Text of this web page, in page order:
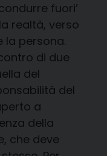
fuori’
realtà, verso
la persona.
di due
del
del
a
della
che deve